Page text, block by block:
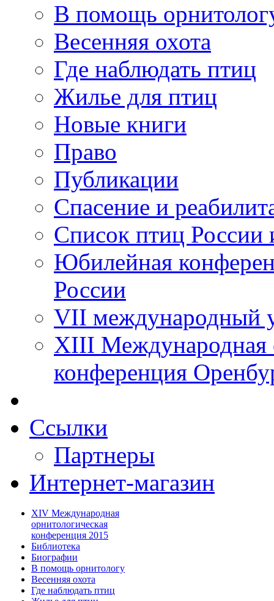
В помощь
Весенняя охота
Где наблюдать птиц
Жилье для птиц
Новые книги
Право
Публикации
Спасение и
Список птиц России
Юбилейная
России
VII международный
XIII Международная
конференция
Ссылки
Партнеры
Интернет-магазин
XIV Международная
орнитологическая
конференция 2015
Библиотека
Биографии
В помощь орнитологу
Весенняя охота
Где наблюдать птиц